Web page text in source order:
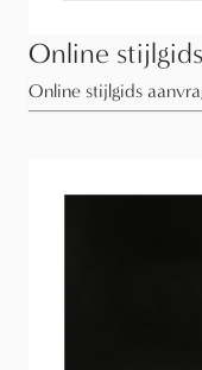
Online
Online stijlgids